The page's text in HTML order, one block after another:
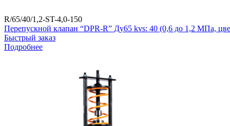
R/65/40/1,2-ST-4,0-150
Перепускной клапан “DPR-R” Ду65 kvs: 40 (0,6 до 1,2 МПа,
Быстрый заказ
Подробнее